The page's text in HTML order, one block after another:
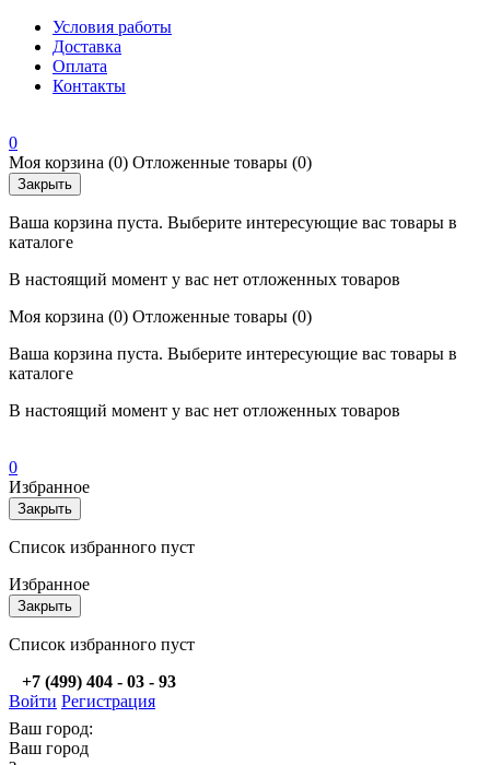
Условия работы
Доставка
Оплата
Контакты
0
Моя корзина (0) Отложенные товары (0)
Закрыть
Ваша корзина пуста. Выберите интересующие вас товары в
каталоге
В настоящий момент у вас нет отложенных товаров
Моя корзина (0) Отложенные товары (0)
Ваша корзина пуста. Выберите интересующие вас товары в
каталоге
В настоящий момент у вас нет отложенных товаров
0
Избранное
Закрыть
Список избранного пуст
Избранное
Закрыть
Список избранного пуст
+7 (499) 404 - 03 - 93
Войти Регистрация
Ваш город:
Ваш город